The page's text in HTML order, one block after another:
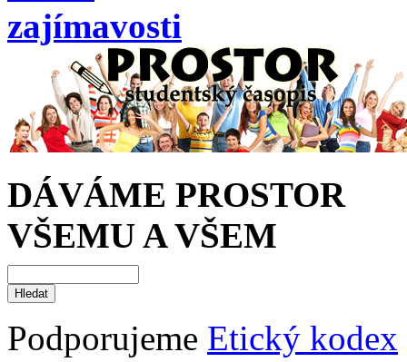
zajímavosti
DÁVÁME PROSTOR
VŠEMU A VŠEM
Podporujeme Etický kodex